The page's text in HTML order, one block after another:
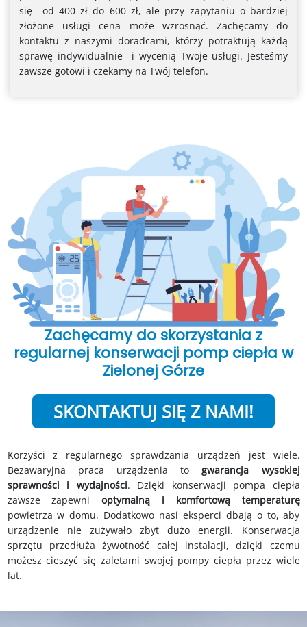
się od 400 zł do 600 zł, ale przy zapytaniu o bardziej
złożone usługi cena może wzrosnąć. Zachęcamy do
kontaktu z naszymi doradcami, którzy potraktują każdą
sprawę indywidualnie i wycenią Twoje usługi. Jesteśmy
zawsze gotowi i czekamy na Twój telefon.
Zachęcamy do skorzystania z
regularnej konserwacji pomp ciepła w
Zielonej Górze
SKONTAKTUJ SIĘ Z NAMI!
Korzyści z regularnego sprawdzania urządzeń jest wiele.
Bezawaryjna praca urządzenia togwarancja wysokiej
sprawności i wydajności. Dzięki konserwacji pompa ciepła
zawsze zapewnioptymalną i komfortową temperaturę
powietrza w domu. Dodatkowo nasi eksperci dbają o to, aby
urządzenie nie zużywało zbyt dużo energii. Konserwacja
sprzętu przedłuża żywotność całej instalacji, dzięki czemu
możesz cieszyć się zaletami swojej pompy ciepła przez wiele
lat.